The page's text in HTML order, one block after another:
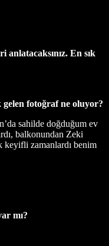
En sık
fotoğraf ne oluyor?
sahilde doğduğum ev
balkonundan Zeki
keyifli zamanlardı benim
mı?